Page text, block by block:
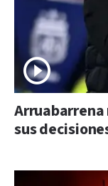
Arruabarrena
sus